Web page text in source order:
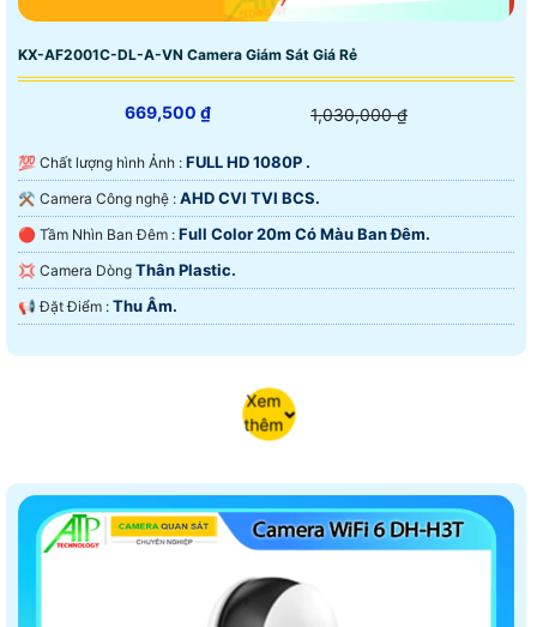
KX-AF2001C-DL-A-VN Camera Giám Sát Giá Rẻ
669,500 ₫ 1,030,000 ₫
💯 Chất lượng hình Ảnh : FULL HD 1080P .
⚒ Camera Công nghệ : AHD CVI TVI BCS.
🔴 Tầm Nhìn Ban Đêm : Full Color 20m Có Màu Ban Ðêm.
💢 Camera Dòng Thân Plastic.
️📢 Đặt Điểm : Thu Âm.
Xem
thêm